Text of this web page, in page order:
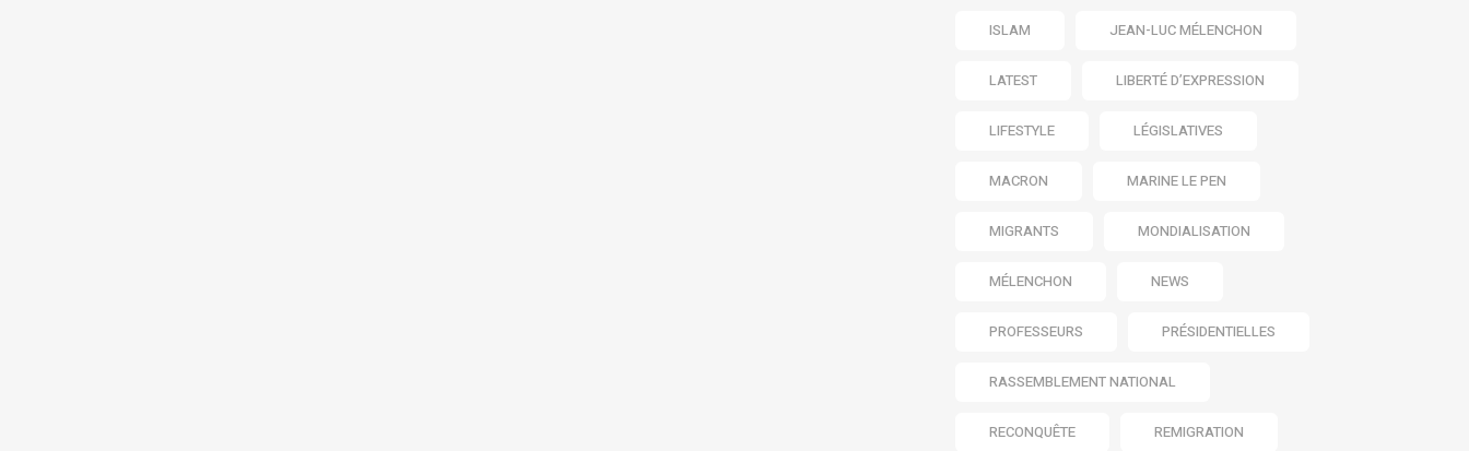
ISLAM JEAN-LUC MÉLENCHON
LATEST LIBERTÉ D’EXPRESSION
LIFESTYLE LÉGISLATIVES
MACRON MARINE LE PEN
MIGRANTS MONDIALISATION
MÉLENCHON NEWS
PROFESSEURS PRÉSIDENTIELLES
RASSEMBLEMENT NATIONAL
RECONQUÊTE REMIGRATION